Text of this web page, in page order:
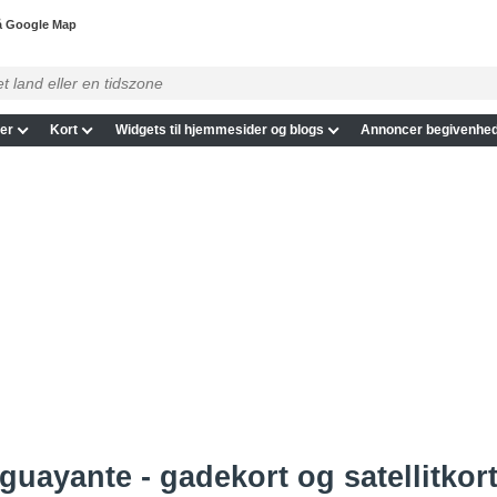
Google Map
Kort Widgets til hjemmesider og blogs Annoncer
- gadekort og satellitkort